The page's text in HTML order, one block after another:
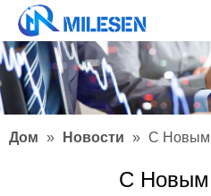
Дом » Новости » С Новым
С Новым